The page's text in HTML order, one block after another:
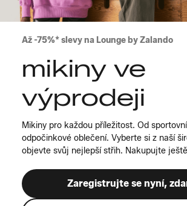
Až -75%* slevy na Lounge by Zalando
mikiny ve
výprodeji
Mikiny pro každou příležitost. Od
odpočinkové oblečení. Vyberte si z naší
objevte svůj nejlepší střih. Nakupujte
Zaregistrujte se nyní,